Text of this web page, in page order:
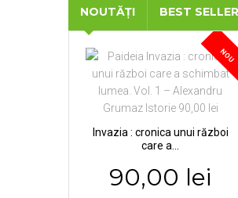
NOUTĂȚI BEST SELLER
NOU
Invazia : cronica unui război
care a...
90,00 lei